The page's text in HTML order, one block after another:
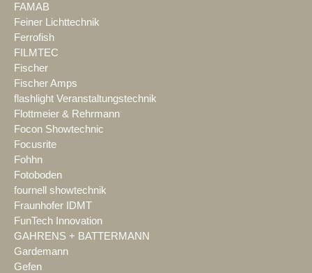
FAMAB
Feiner Lichttechnik
Ferrofish
FILMTEC
Fischer
Fischer Amps
flashlight Veranstaltungstechnik
Flottmeier & Rehrmann
Focon Showtechnic
Focusrite
Fohhn
Fotoboden
fournell showtechnik
Fraunhofer IDMT
FunTech Innovation
GAHRENS + BATTERMANN
Gardemann
Gefen